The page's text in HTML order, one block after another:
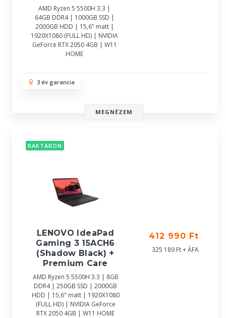
AMD Ryzen 5 5500H 3.3 |
64GB DDR4 | 1000GB SSD |
2000GB HDD | 15,6" matt |
1920X1080 (FULL HD) | NVIDIA
GeForce RTX 2050 4GB | W11
HOME
3 év garancia
MEGNÉZEM
RAKTÁRON
LENOVO IdeaPad
Gaming 3 15ACH6
(Shadow Black) +
Premium Care
AMD Ryzen 5 5500H 3.3 | 8GB
DDR4 | 250GB SSD | 2000GB
HDD | 15,6" matt | 1920X1080
(FULL HD) | NVIDIA GeForce
RTX 2050 4GB | W11 HOME
412 990 Ft
325 189 Ft + ÁFA